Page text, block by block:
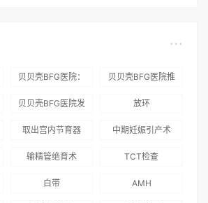
贝贝壳BFG医院：
术”和“法律支持”
贝贝壳BFG医院推
贝贝壳BFG医院发
国版）》
放环
取出宫内节育器 中期妊娠引产术
输精管绝育术 TCT检查
白带 AMH